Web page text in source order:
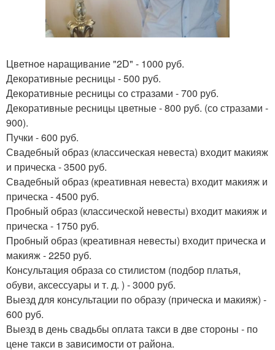
Цветное наращивание "2D" - 1000 руб.
Декоративные ресницы - 500 руб.
Декоративные ресницы со стразами - 700 руб.
Декоративные ресницы цветные - 800 руб. (со стразами -
900).
Пучки - 600 руб.
Свадебный образ (классическая невеста) входит макияж
и прическа - 3500 руб.
Свадебный образ (креативная невеста) входит макияж и
прическа - 4500 руб.
Пробный образ (классической невесты) входит макияж и
прическа - 1750 руб.
Пробный образ (креативная невесты) входит прическа и
макияж - 2250 руб.
Консультация образа со стилистом (подбор платья,
обуви, аксессуары и т. д. ) - 3000 руб.
Выезд для консультации по образу (прическа и макияж) -
600 руб.
Выезд в день свадьбы оплата такси в две стороны - по
цене такси в зависимости от района.